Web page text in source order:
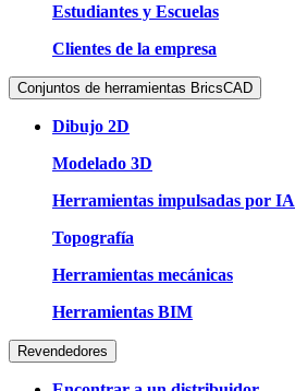
Estudiantes y Escuelas
Clientes de la empresa
Conjuntos de herramientas BricsCAD
Dibujo 2D
Modelado 3D
Herramientas impulsadas por IA
Topografía
Herramientas mecánicas
Herramientas BIM
Revendedores